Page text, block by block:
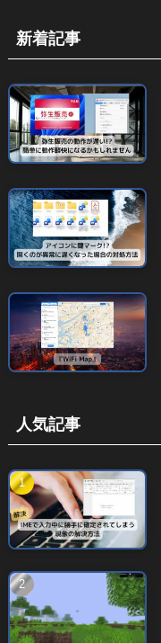
新着記事
人気記事